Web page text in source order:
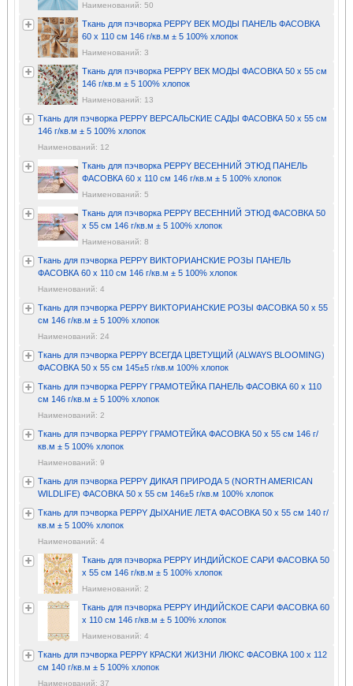
Наименований: 50
Ткань для пэчворка PEPPY ВЕК МОДЫ ПАНЕЛЬ ФАСОВКА
60 x 110 см 146 г/кв.м ± 5 100% хлопок
Наименований: 3
Ткань для пэчворка PEPPY ВЕК МОДЫ ФАСОВКА 50 x 55 см
146 г/кв.м ± 5 100% хлопок
Наименований: 13
Ткань для пэчворка PEPPY ВЕРСАЛЬСКИЕ САДЫ ФАСОВКА 50 x 55 см
146 г/кв.м ± 5 100% хлопок
Наименований: 12
Ткань для пэчворка PEPPY ВЕСЕННИЙ ЭТЮД ПАНЕЛЬ
ФАСОВКА 60 x 110 см 146 г/кв.м ± 5 100% хлопок
Наименований: 5
Ткань для пэчворка PEPPY ВЕСЕННИЙ ЭТЮД ФАСОВКА 50
x 55 см 146 г/кв.м ± 5 100% хлопок
Наименований: 8
Ткань для пэчворка PEPPY ВИКТОРИАНСКИЕ РОЗЫ ПАНЕЛЬ
ФАСОВКА 60 x 110 см 146 г/кв.м ± 5 100% хлопок
Наименований: 4
Ткань для пэчворка PEPPY ВИКТОРИАНСКИЕ РОЗЫ ФАСОВКА 50 x 55
см 146 г/кв.м ± 5 100% хлопок
Наименований: 24
Ткань для пэчворка PEPPY ВСЕГДА ЦВЕТУЩИЙ (ALWAYS BLOOMING)
ФАСОВКА 50 x 55 см 145±5 г/кв.м 100% хлопок
Ткань для пэчворка PEPPY ГРАМОТЕЙКА ПАНЕЛЬ ФАСОВКА 60 x 110
см 146 г/кв.м ± 5 100% хлопок
Наименований: 2
Ткань для пэчворка PEPPY ГРАМОТЕЙКА ФАСОВКА 50 x 55 см 146 г/
кв.м ± 5 100% хлопок
Наименований: 9
Ткань для пэчворка PEPPY ДИКАЯ ПРИРОДА 5 (NORTH AMERICAN
WILDLIFE) ФАСОВКА 50 x 55 см 146±5 г/кв.м 100% хлопок
Ткань для пэчворка PEPPY ДЫХАНИЕ ЛЕТА ФАСОВКА 50 x 55 см 140 г/
кв.м ± 5 100% хлопок
Наименований: 4
Ткань для пэчворка PEPPY ИНДИЙСКОЕ САРИ ФАСОВКА 50
x 55 см 146 г/кв.м ± 5 100% хлопок
Наименований: 2
Ткань для пэчворка PEPPY ИНДИЙСКОЕ САРИ ФАСОВКА 60
x 110 см 146 г/кв.м ± 5 100% хлопок
Наименований: 4
Ткань для пэчворка PEPPY КРАСКИ ЖИЗНИ ЛЮКС ФАСОВКА 100 x 112
см 140 г/кв.м ± 5 100% хлопок
Наименований: 37